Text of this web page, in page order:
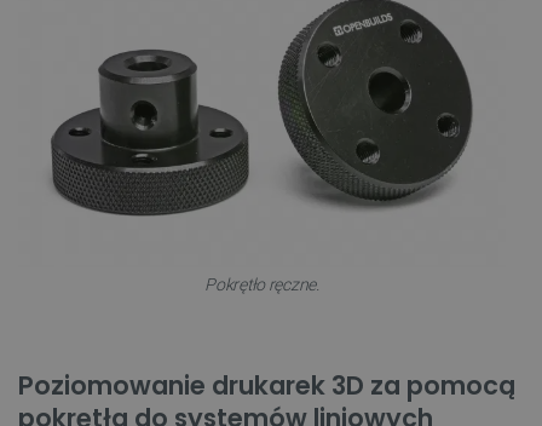
Pokrętło ręczne.
Poziomowanie drukarek 3D za pomocą
pokrętła do systemów liniowych